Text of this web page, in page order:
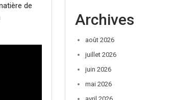
de
Archives
août 2026
juillet 2026
juin 2026
mai 2026